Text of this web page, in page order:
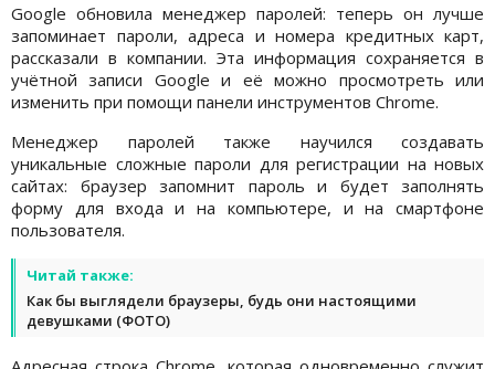
Google обновила менеджер паролей: теперь он лучше
запоминает пароли, адреса и номера кредитных карт,
рассказали в компании. Эта информация сохраняется в
учётной записи Google и её можно просмотреть или
изменить при помощи панели инструментов Chrome.
Менеджер паролей также научился создавать
уникальные сложные пароли для регистрации на новых
сайтах: браузер запомнит пароль и будет заполнять
форму для входа и на компьютере, и на смартфоне
пользователя.
Читай также:
Как бы выглядели браузеры, будь они настоящими
девушками (ФОТО)